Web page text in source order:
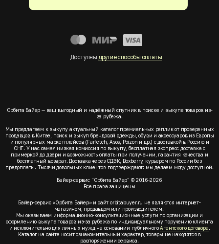
Доступны другие способы оплаты
Орбита Байер — ваш выгодный и надёжный спутник в поиске и выкупе товаров из-
за рубежа.
Мы предлагаем к выкупу актуальный каталог премиальных реплик от проверенных
продавцов в Китае, поиск и выкуп брендовой одежды, обуви и аксессуаров из Европы
и популярных маркетплейсов (Farfetch, Asos, Poizon и др.) с доставкой в Россию и
СНГ. У нас самая низкая комиссия по выкупу, бесплатная экспресс доставка с
примеркой до двери и возможность оплаты при получении, гарантия качества и
бесплатный возврат. Доставка через СДЭК, Boxberry, курьером по России без
предоплаты. Тысячи довольных клиентов подтверждают: мы делаем моду доступной.
Байер-сервис "Орбита Байер" © 2016-2026
Все права защищены
Байер-сервис «Орбита Байер» и сайт orbitabuyer.ru не являются интернет-
магазином, продавцом или производителем.
Мы оказываем информационно-консультационные услуги по организации и
оформлению выкупа товаров из-за рубежа по индивидуальному поручению клиента
и исключительно для личных нужд на основании публичногоАгентского договора.
Каталог на сайте носит ознакомительный характер, товары не находятся в
распоряжении сервиса.